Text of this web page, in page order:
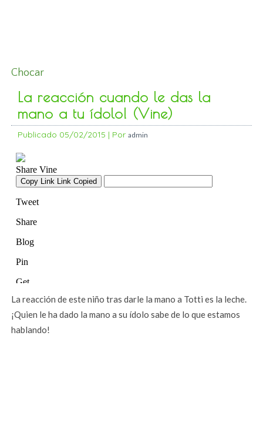
Chocar
La reacción cuando le das la
mano a tu ídolo! (Vine)
Publicado 05/02/2015 | Por admin
La reacción de este niño tras darle la mano a Totti es la leche.
¡Quien le ha dado la mano a su ídolo sabe de lo que estamos
hablando!